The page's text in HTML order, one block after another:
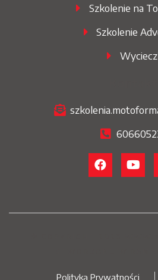
Szkolenie na
Szkolenie
Polityka Prywatności